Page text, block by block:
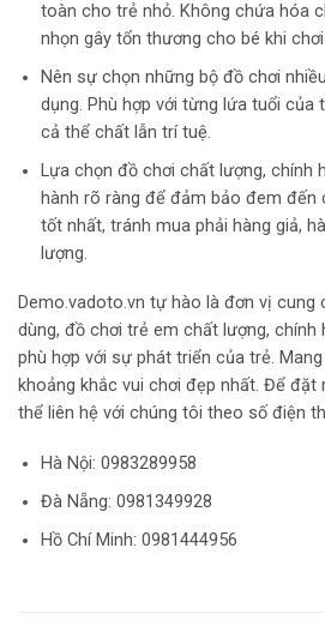
toàn cho trẻ nhỏ. Không chứa hóa
nhọn gây tổn thương cho bé khi chơi
Nên sự chọn những bộ đồ chơi
dụng. Phù hợp với từng lứa tuổi của
cả thể chất lẫn trí tuệ.
Lựa chọn đồ chơi chất lượng, chính
hành rõ ràng để đảm bảo đem đến
tốt nhất, tránh mua phải hàng giả,
lượng.
Demo.vadoto.vn tự hào là đơn vị cung
dùng, đồ chơi trẻ em chất lượng, chính
phù hợp với sự phát triển của trẻ.
khoảng khắc vui chơi đẹp nhất. Để đặt
thể liên hệ với chúng tôi theo số điện
Hà Nội: 0983289958
Đà Nẵng: 0981349928
Hồ Chí Minh: 0981444956